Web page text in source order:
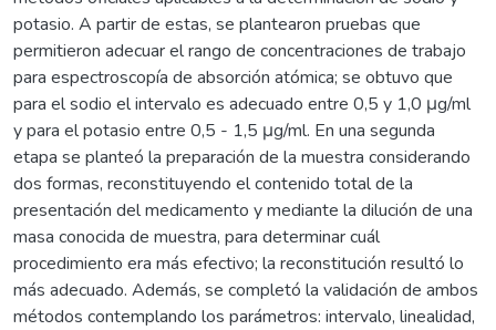
potasio. A partir de estas, se plantearon pruebas que
permitieron adecuar el rango de concentraciones de trabajo
para espectroscopía de absorción atómica; se obtuvo que
para el sodio el intervalo es adecuado entre 0,5 y 1,0 μg/ml
y para el potasio entre 0,5 - 1,5 μg/ml. En una segunda
etapa se planteó la preparación de la muestra considerando
dos formas, reconstituyendo el contenido total de la
presentación del medicamento y mediante la dilución de una
masa conocida de muestra, para determinar cuál
procedimiento era más efectivo; la reconstitución resultó lo
más adecuado. Además, se completó la validación de ambos
métodos contemplando los parámetros: intervalo, linealidad,